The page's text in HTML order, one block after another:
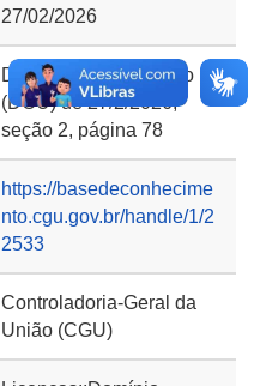
27/02/2026
Diário Oficial da União
(DOU) de 27/2/2026,
seção 2, página 78
https://basedeconhecime
nto.cgu.gov.br/handle/1/2
2533
Controladoria-Geral da
União (CGU)